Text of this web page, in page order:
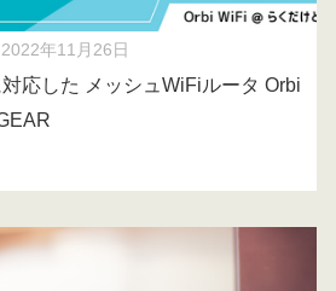
2022年11月26日
応した メッシュWiFiルータ Orbi